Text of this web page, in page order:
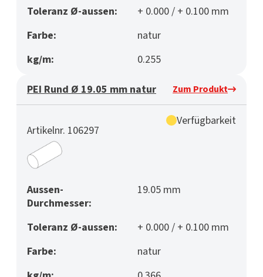
Toleranz Ø-aussen:
+ 0.000 / + 0.100 mm
Farbe:
natur
kg/m:
0.255
PEI Rund Ø 19.05 mm natur Zum Produkt
Artikelnr. 106297
Verfügbarkeit
Aussen-
Durchmesser:
19.05 mm
Toleranz Ø-aussen:
+ 0.000 / + 0.100 mm
Farbe:
natur